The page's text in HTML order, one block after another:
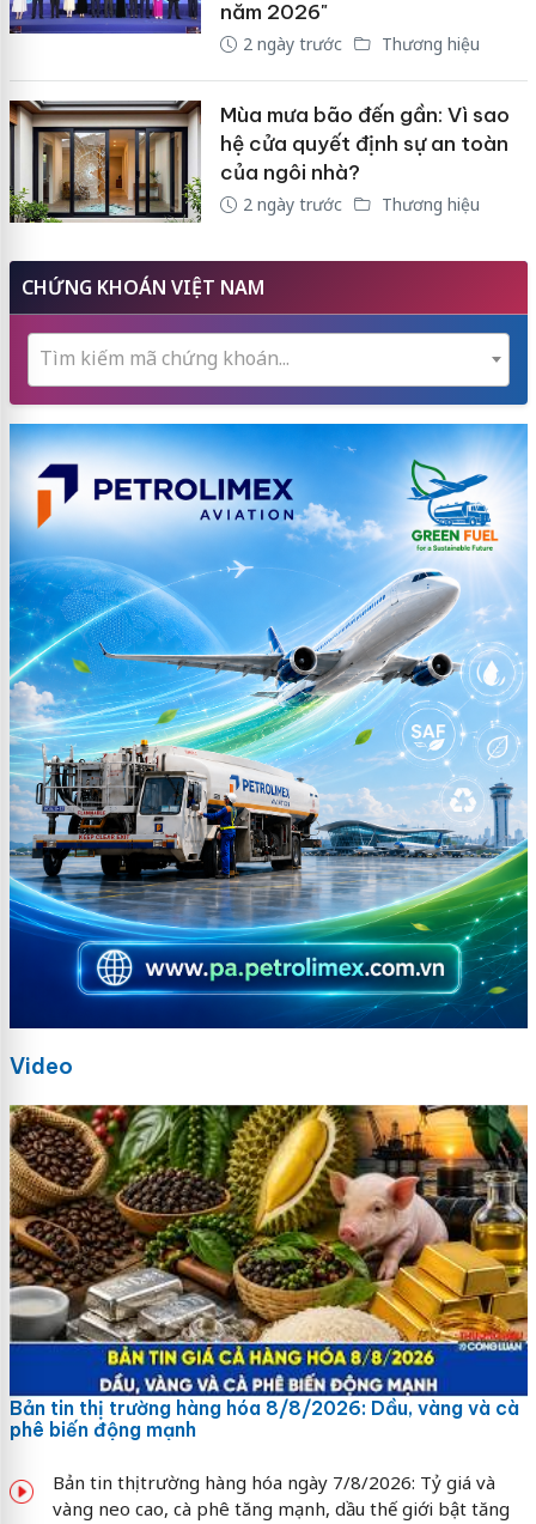
năm 2026"
2 ngày trước Thương hiệu
Mùa mưa bão đến gần: Vì sao
hệ cửa quyết định sự an toàn
của ngôi nhà?
2 ngày trước Thương hiệu
CHỨNG KHOÁN VIỆT NAM
Tìm kiếm mã chứng khoán...
Video
Bản tin thị trường hàng hóa 8/8/2026: Dầu, vàng và cà
phê biến động mạnh
Bản tin thị trường hàng hóa ngày 7/8/2026: Tỷ giá và
vàng neo cao, cà phê tăng mạnh, dầu thế giới bật tăng